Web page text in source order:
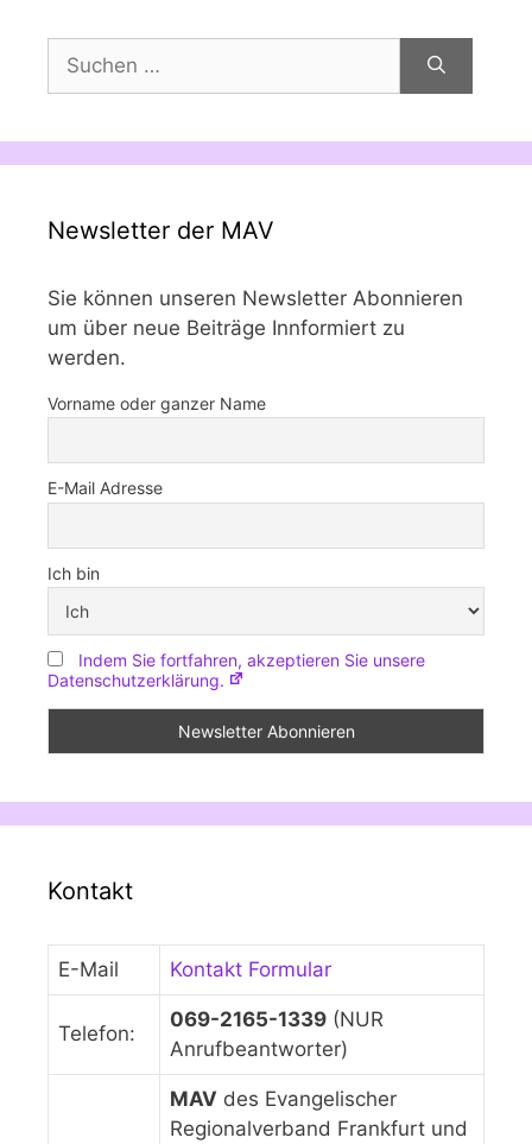
nach:
Newsletter der MAV
Sie können unseren Newsletter Abonnieren
um über neue Beiträge Innformiert zu
werden.
Vorname oder ganzer Name
E-Mail Adresse
Ich bin
Indem Sie fortfahren, akzeptieren Sie unsere
Datenschutzerklärung.
Kontakt
E-Mail Kontakt Formular
Telefon:
069-2165-1339 (NUR
Anrufbeantworter)
MAV des Evangelischer
Regionalverband Frankfurt und